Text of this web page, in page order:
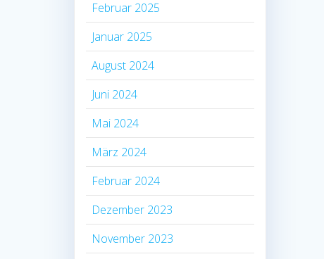
Februar 2025
Januar 2025
August 2024
Juni 2024
Mai 2024
März 2024
Februar 2024
Dezember 2023
November 2023